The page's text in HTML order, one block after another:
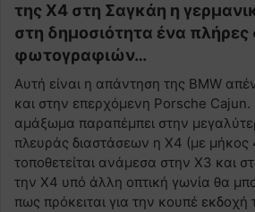
της Χ4 στη Σαγκάη η
στη δημοσιότητα ένα πλήρες
φωτογραφιών…
Αυτή είναι η απάντηση της BMW
και στην επερχόμενη Porsche Cajun.
αμάξωμα παραπέμπει στην
πλευράς διαστάσεων η X4 (με μήκος
τοποθετείται ανάμεσα στην X3 και
την Χ4 υπό άλλη οπτική γωνία θα
πως πρόκειται για την κουπέ εκδοχή